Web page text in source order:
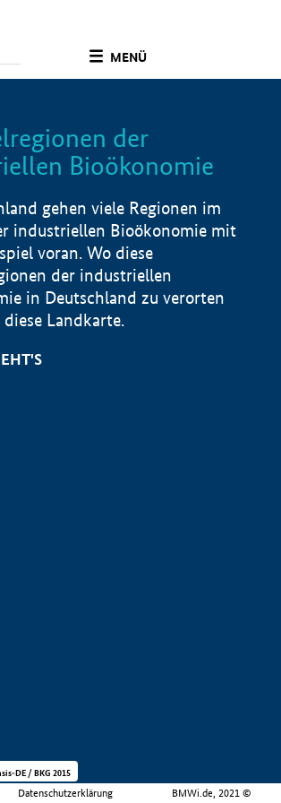
MENÜ
der
Bioökonomie
gehen viele Regionen im
industriellen Bioökonomie mit
voran. Wo diese
der industriellen
in Deutschland zu verorten
Landkarte.
Datenschutzerklärung BMWi.de, 2021 ©
DE / BKG 2015